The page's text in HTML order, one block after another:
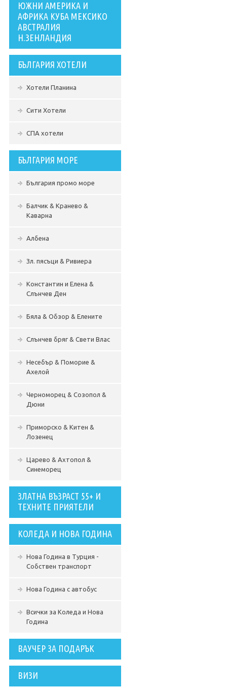
ЮЖНИ АМЕРИКА И
АФРИКА КУБА МЕКСИКО
АВСТРАЛИЯ
Н.ЗЕНЛАНДИЯ
БЪЛГАРИЯ ХОТЕЛИ
Хотели Планина
Сити Хотели
СПА хотели
БЪЛГАРИЯ МОРЕ
България промо море
Балчик & Кранево &
Каварна
Албена
Зл. пясъци & Ривиера
Константин и Елена &
Слънчев Ден
Бяла & Обзор & Елените
Слънчев бряг & Свети Влас
Несебър & Поморие &
Ахелой
Черноморец & Созопол &
Дюни
Приморско & Китен &
Лозенец
Царево & Ахтопол &
Синеморец
ЗЛАТНА ВЪЗРАСТ 55+ И
ТЕХНИТЕ ПРИЯТЕЛИ
КОЛЕДА И НОВА ГОДИНА
Нова Година в Турция -
Собствен транспорт
Нова Година с автобус
Всички за Коледа и Нова
Година
ВАУЧЕР ЗА ПОДАРЪК
ВИЗИ